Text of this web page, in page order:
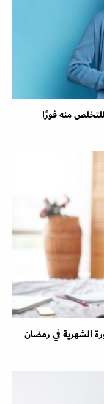
منه فورًا
الشهرية في رمضان